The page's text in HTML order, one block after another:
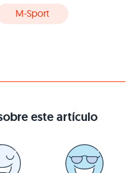
M-Sport
este artículo